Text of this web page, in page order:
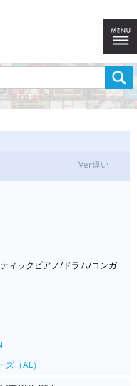
Ver違い
ィックピアノ/ドラム/コンガ
（AL）